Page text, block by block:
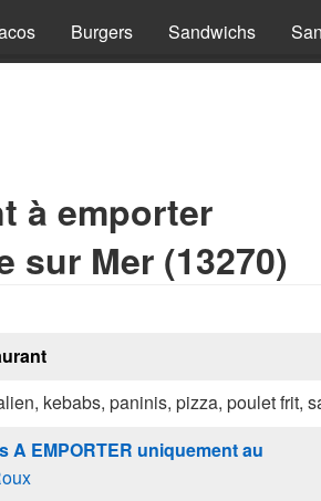
Burgers Sandwichs
à emporter
sur Mer (13270)
kebabs, paninis, pizza, poulet frit,
A EMPORTER uniquement au